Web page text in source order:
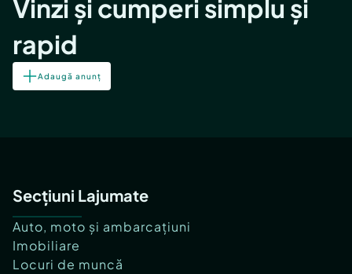
Vinzi și cumperi simplu și
rapid
Adaugă anunț
Secțiuni Lajumate
Auto, moto și ambarcațiuni
Imobiliare
Locuri de muncă